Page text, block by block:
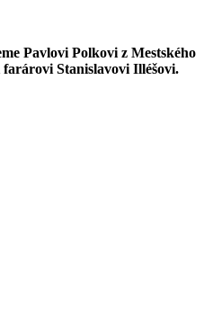
Pavlovi Polkovi z Mestského
farárovi Stanislavovi Illéšovi.